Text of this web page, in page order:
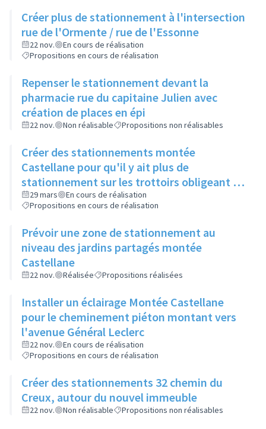
Créer plus de stationnement à l'intersection
rue de l'Ormente / rue de l'Essonne
22 nov.
En cours de réalisation
Propositions en cours de réalisation
Repenser le stationnement devant la
pharmacie rue du capitaine Julien avec
création de places en épi
22 nov. Non réalisable Propositions non réalisables
Créer des stationnements montée
Castellane pour qu'il y ait plus de
stationnement sur les trottoirs obligeant les
piétons à passer sur la route
29 mars
En cours de réalisation
Propositions en cours de réalisation
Prévoir une zone de stationnement au
niveau des jardins partagés montée
Castellane
22 nov. Réalisée Propositions réalisées
Installer un éclairage Montée Castellane
pour le cheminement piéton montant vers
l'avenue Général Leclerc
22 nov.
En cours de réalisation
Propositions en cours de réalisation
Créer des stationnements 32 chemin du
Creux, autour du nouvel immeuble
22 nov. Non réalisable Propositions non réalisables